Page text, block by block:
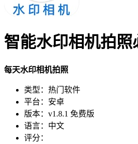
智能水印相机拍照
每天水印相机拍照
类型：热门软件
平台：安卓
版本：v1.8.1 免费版
语言：中文
评分：